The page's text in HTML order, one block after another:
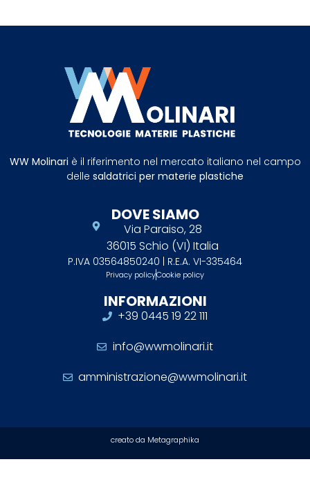
WW Molinari è il riferimento nel mercato italiano nel campo
delle saldatrici per materie plastiche
DOVE SIAMO
Via Paraiso, 28
36015 Schio (VI) Italia
P.IVA 03564850240 | R.E.A. VI-335464
Privacy policyCookie policy
INFORMAZIONI
+39 0445 19 22 111
info@wwmolinari.it
amministrazione@wwmolinari.it
creato da Metagraphika